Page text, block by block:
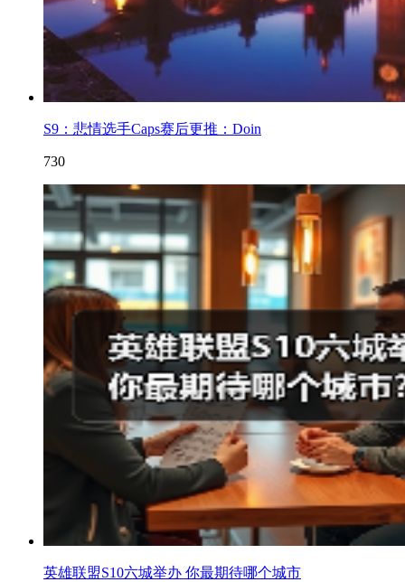
S9：悲情选手Caps赛后更推：Doin
730
英雄联盟S10六城举办 你最期待哪个城市